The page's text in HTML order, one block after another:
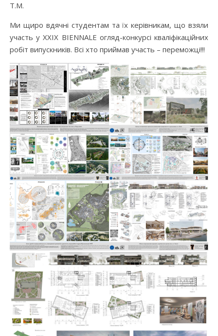
Т.М.
Ми щиро вдячні студентам та їх керівникам, що взяли
участь у XXIX BIENNALE огляд-конкурсі кваліфікаційних
робіт випускників. Всі хто приймав участь – переможці!!!